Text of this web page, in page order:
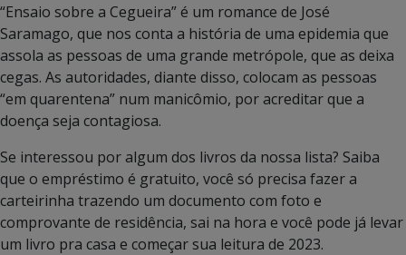
“Ensaio sobre a Cegueira” é um romance de José
Saramago, que nos conta a história de uma epidemia que
assola as pessoas de uma grande metrópole, que as deixa
cegas. As autoridades, diante disso, colocam as pessoas
“em quarentena” num manicômio, por acreditar que a
doença seja contagiosa.
Se interessou por algum dos livros da nossa lista? Saiba
que o empréstimo é gratuito, você só precisa fazer a
carteirinha trazendo um documento com foto e
comprovante de residência, sai na hora e você pode já levar
um livro pra casa e começar sua leitura de 2023.